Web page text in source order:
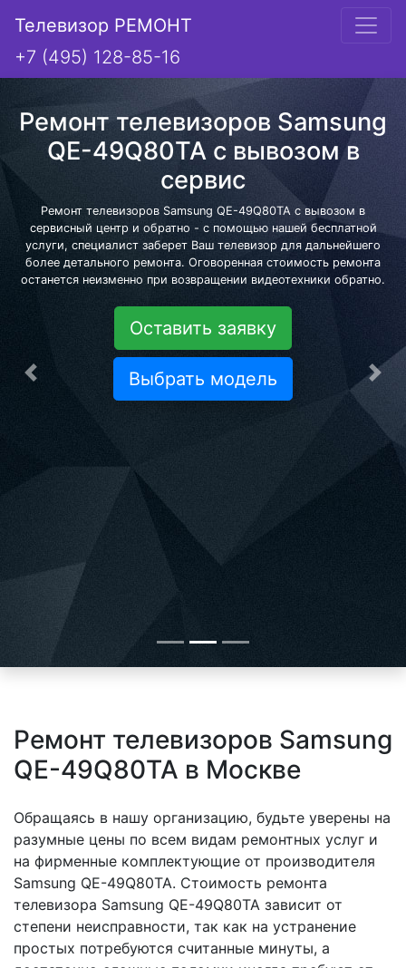
Телевизор РЕМОНТ
+7 (495) 128-85-16
Ремонт телевизоров Samsung
QE-49Q80TA с вывозом в
сервис
Ремонт телевизоров Samsung QE-49Q80TA с вывозом в
сервисный центр и обратно - с помощью нашей бесплатной
услуги, специалист заберет Ваш телевизор для дальнейшего
более детального ремонта. Оговоренная стоимость ремонта
останется неизменно при возвращении видеотехники обратно.
Оставить заявку
Выбрать модель
Предыдущая
Ремонт телевизоров Samsung
QE-49Q80TA в Москве
Обращаясь в нашу организацию, будьте уверены на
разумные цены по всем видам ремонтных услуг и
на фирменные комплектующие от производителя
Samsung QE-49Q80TA. Стоимость ремонта
телевизора Samsung QE-49Q80TA зависит от
степени неисправности, так как на устранение
простых потребуются считанные минуты, а